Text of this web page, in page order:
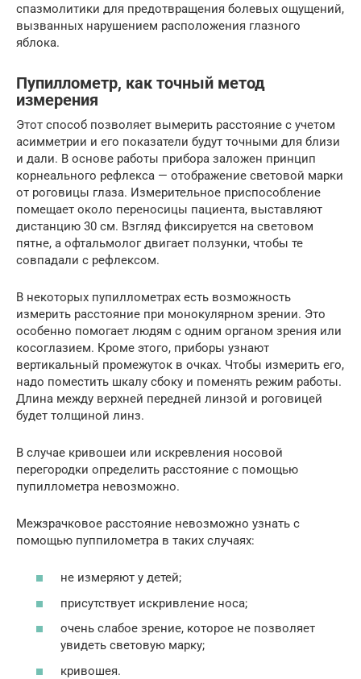
спазмолитики для предотвращения болевых ощущений,
вызванных нарушением расположения глазного
яблока.
Пупиллометр, как точный метод
измерения
Этот способ позволяет вымерить расстояние с учетом
асимметрии и его показатели будут точными для близи
и дали. В основе работы прибора заложен принцип
корнеального рефлекса — отображение световой марки
от роговицы глаза. Измерительное приспособление
помещает около переносицы пациента, выставляют
дистанцию 30 см. Взгляд фиксируется на световом
пятне, а офтальмолог двигает ползунки, чтобы те
совпадали с рефлексом.
В некоторых пупиллометрах есть возможность
измерить расстояние при монокулярном зрении. Это
особенно помогает людям с одним органом зрения или
косоглазием. Кроме этого, приборы узнают
вертикальный промежуток в очках. Чтобы измерить его,
надо поместить шкалу сбоку и поменять режим работы.
Длина между верхней передней линзой и роговицей
будет толщиной линз.
В случае кривошеи или искревления носовой
перегородки определить расстояние с помощью
пупиллометра невозможно.
Межзрачковое расстояние невозможно узнать с
помощью пуппилометра в таких случаях:
не измеряют у детей;
присутствует искривление носа;
очень слабое зрение, которое не позволяет
увидеть световую марку;
кривошея.